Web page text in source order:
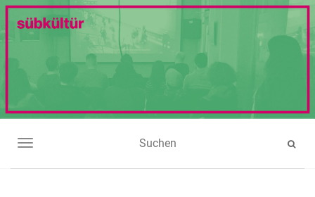
NAVIGATION UMSCHALTEN